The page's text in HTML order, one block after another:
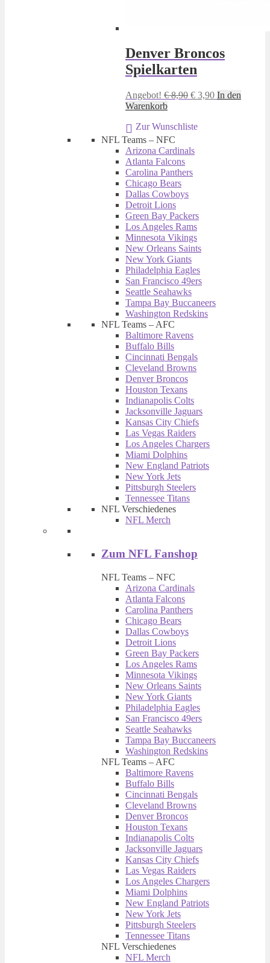
Denver Broncos
Spielkarten
Angebot! €8,90 Ursprünglicher
€ 8,90
€ 3,90Aktueller
In den
Warenkorb
Zur Wunschliste
NFL Teams – NFC
Arizona Cardinals
Atlanta Falcons
Carolina Panthers
Chicago Bears
Dallas Cowboys
Detroit Lions
Green Bay Packers
Los Angeles Rams
Minnesota Vikings
New Orleans Saints
New York Giants
Philadelphia Eagles
San Francisco 49ers
Seattle Seahawks
Tampa Bay Buccaneers
Washington Redskins
NFL Teams – AFC
Baltimore Ravens
Buffalo Bills
Cincinnati Bengals
Cleveland Browns
Denver Broncos
Houston Texans
Indianapolis Colts
Jacksonville Jaguars
Kansas City Chiefs
Las Vegas Raiders
Los Angeles Chargers
Miami Dolphins
New England Patriots
New York Jets
Pittsburgh Steelers
Tennessee Titans
NFL Verschiedenes
NFL Merch
Zum NFL Fanshop
NFL Teams – NFC
Arizona Cardinals
Atlanta Falcons
Carolina Panthers
Chicago Bears
Dallas Cowboys
Detroit Lions
Green Bay Packers
Los Angeles Rams
Minnesota Vikings
New Orleans Saints
New York Giants
Philadelphia Eagles
San Francisco 49ers
Seattle Seahawks
Tampa Bay Buccaneers
Washington Redskins
NFL Teams – AFC
Baltimore Ravens
Buffalo Bills
Cincinnati Bengals
Cleveland Browns
Denver Broncos
Houston Texans
Indianapolis Colts
Jacksonville Jaguars
Kansas City Chiefs
Las Vegas Raiders
Los Angeles Chargers
Miami Dolphins
New England Patriots
New York Jets
Pittsburgh Steelers
Tennessee Titans
NFL Verschiedenes
NFL Merch